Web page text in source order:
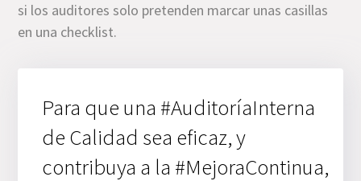
si los auditores solo pretenden marcar unas casillas
en una checklist.
Para que una #AuditoríaInterna
de Calidad sea eficaz, y
contribuya a la #MejoraContinua,